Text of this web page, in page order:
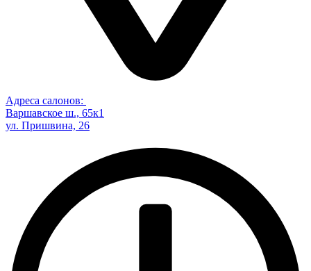
Адреса салонов:
Варшавское ш., 65к1
ул. Пришвина, 26